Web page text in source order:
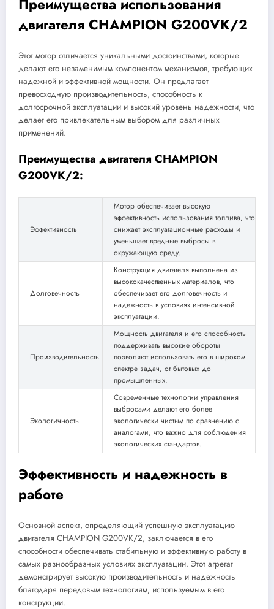
Преимущества использования
двигателя CHAMPION G200VK/2
Этот мотор отличается уникальными достоинствами, которые
делают его незаменимым компонентом механизмов, требующих
надежной и эффективной мощности. Он предлагает
превосходную производительность, способность к
долгосрочной эксплуатации и высокий уровень надежности, что
делает его привлекательным выбором для различных
применений.
Преимущества двигателя CHAMPION
G200VK/2:
Эффективность
Мотор обеспечивает высокую
эффективность использования топлива, что
снижает эксплуатационные расходы и
уменьшает вредные выбросы в
окружающую среду.
Долговечность
Конструкция двигателя выполнена из
высококачественных материалов, что
обеспечивает его долговечность и
надежность в условиях интенсивной
эксплуатации.
Производительность
Мощность двигателя и его способность
поддерживать высокие обороты
позволяют использовать его в широком
спектре задач, от бытовых до
промышленных.
Экологичность
Современные технологии управления
выбросами делают его более
экологически чистым по сравнению с
аналогами, что важно для соблюдения
экологических стандартов.
Эффективность и надежность в
работе
Основной аспект, определяющий успешную эксплуатацию
двигателя CHAMPION G200VK/2, заключается в его
способности обеспечивать стабильную и эффективную работу в
самых разнообразных условиях эксплуатации. Этот агрегат
демонстрирует высокую производительность и надежность
благодаря передовым технологиям, используемым в его
конструкции.